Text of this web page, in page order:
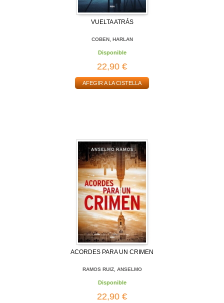
VUELTA ATRÁS
COBEN, HARLAN
Disponible
22,90 €
AFEGIR A LA CISTELLA
ACORDES PARA UN CRIMEN
RAMOS RUIZ, ANSELMO
Disponible
22,90 €